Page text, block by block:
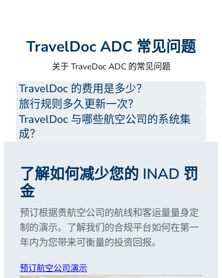
TravelDoc ADC 常见问题
关于 TraveDoc ADC 的常见问题
TravelDoc 的费用是多少？
旅行规则多久更新一次？
TravelDoc 与哪些航空公司的系统集
成？
了解如何减少您的 INAD 罚
金
预订根据贵航空公司的航线和客运量量身定
制的演示。了解我们的合规平台如何在第一
年内为您带来可衡量的投资回报。
预订航空公司演示